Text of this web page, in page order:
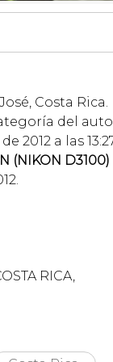
Costa Rica.
del
2012 a las
(NIKON D3100)
RICA,